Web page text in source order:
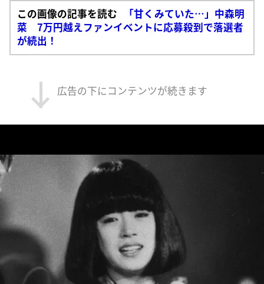
この画像の記事を読む
「甘くみていた…」中森明
菜 7万円越えファンイベントに応募殺到で落選者
が続出！
広告の下にコンテンツが続きます